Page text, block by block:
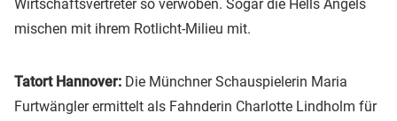
Wirtschaftsvertreter so verwoben. Sogar die Hells Angels
mischen mit ihrem Rotlicht-Milieu mit.
Tatort Hannover: Die Münchner Schauspielerin Maria
Furtwängler ermittelt als Fahnderin Charlotte Lindholm für